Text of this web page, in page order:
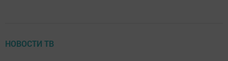
НОВОСТИ ТВ